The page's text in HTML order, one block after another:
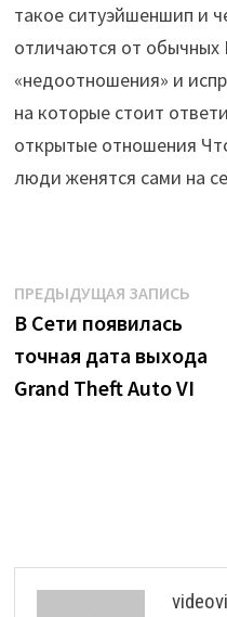
такое ситуэйшеншип и
отличаются от обычных
«недоотношения» и
на которые стоит
открытые отношения
люди женятся сами на
Навигация
по
записям
ПРЕДЫДУЩАЯ ЗАПИСЬ
В Сети появилась
точная дата выхода
Grand Theft Auto VI